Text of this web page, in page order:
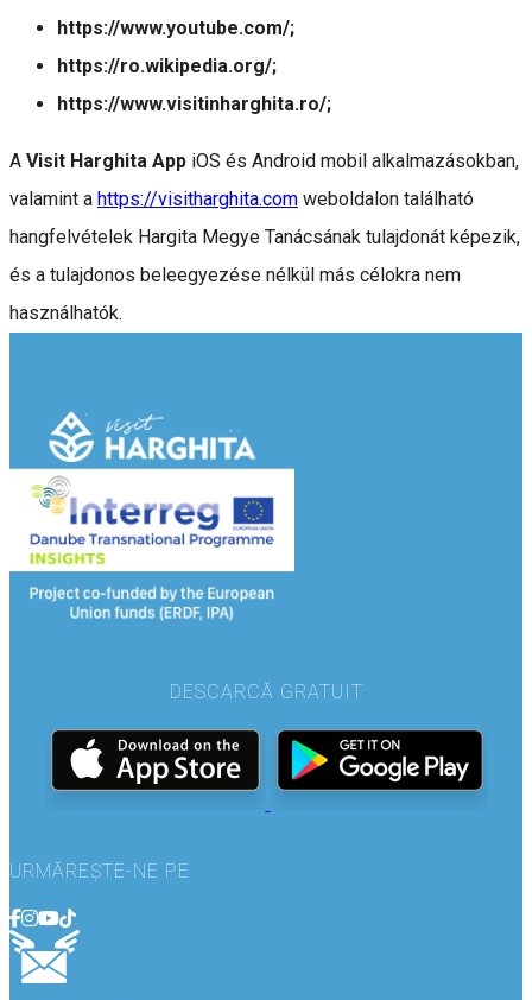
https://www.youtube.com/;
https://ro.wikipedia.org/;
https://www.visitinharghita.ro/;
A Visit Harghita App iOS és Android mobil alkalmazásokban,
valamint a https://visitharghita.com weboldalon található
hangfelvételek Hargita Megye Tanácsának tulajdonát képezik,
és a tulajdonos beleegyezése nélkül más célokra nem
használhatók.
DESCARCĂ GRATUIT
URMĂREȘTE-NE PE